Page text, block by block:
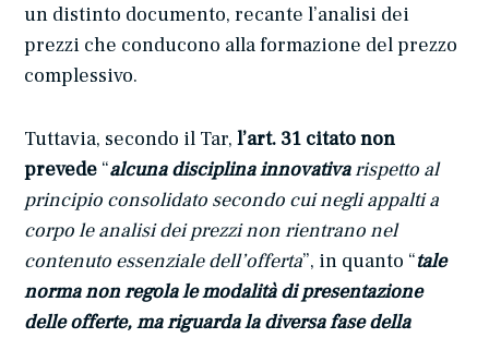
un distinto documento, recante l’analisi dei
prezzi che conducono alla formazione del prezzo
complessivo.
Tuttavia, secondo il Tar,l’art. 31 citato non
prevede “alcuna disciplina innovativarispetto al
principio consolidato secondo cui negli appalti a
corpo le analisi dei prezzi non rientrano nel
contenuto essenziale dell’offerta”, in quanto “tale
norma non regola le modalità di presentazione
delle offerte, ma riguarda la diversa fase della